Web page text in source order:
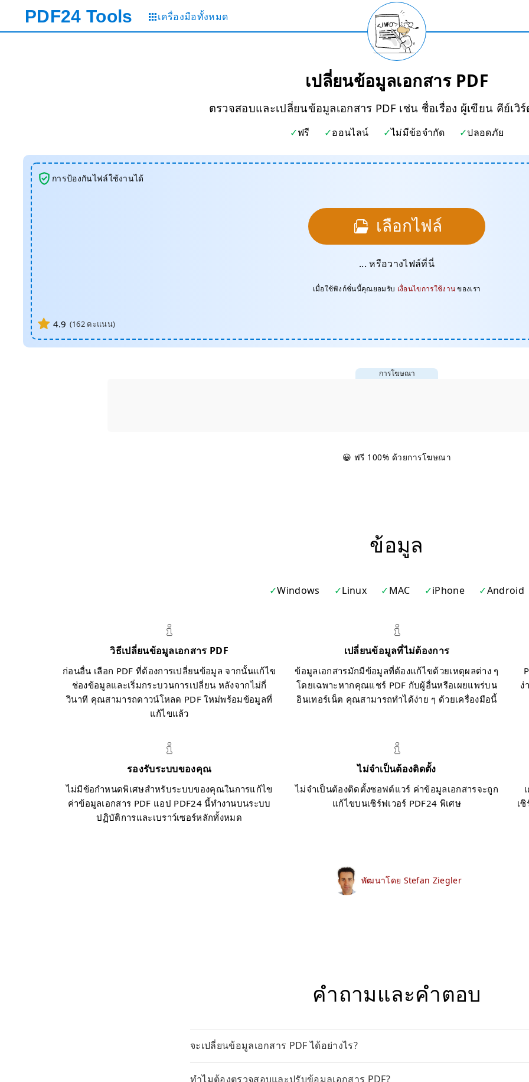
PDF24 Tools เครื่องมือทั้งหมด
เปลี่ยนข้อมูลเอกสาร PDF
ตรวจสอบและเปลี่ยนข้อมูลเอกสาร PDF เช่น ชื่อเรื่อง ผู้เขียน คีย์เวิ
ฟรี ออนไลน์ ไม่มีข้อจำกัด ปลอดภัย
เลือกไฟล์
... หรือวางไฟล์ที่นี่
เมื่อใช้ฟังก์ชั่นนี้คุณยอมรับ เงื่อนไขการใช้งานของเรา
4.9 (162 คะแนน)
การป้องกันไฟล์ใช้งานได้
การโฆษณา
😀 ฟรี 100% ด้วยการโฆษณา
ข้อมูล
Windows Linux MAC iPhone Android
วิธีเปลี่ยนข้อมูลเอกสาร PDF
ก่อนอื่น เลือก PDF ที่ต้องการเปลี่ยนข้อมูล จากนั้นแก้ไข
ช่องข้อมูลและเริ่มกระบวนการเปลี่ยน หลังจากไม่กี่
วินาที คุณสามารถดาวน์โหลด PDF ใหม่พร้อมข้อมูลที่
แก้ไขแล้ว
เปลี่ยนข้อมูลที่ไม่ต้องการ
ข้อมูลเอกสารมักมีข้อมูลที่ต้องแก้ไขด้วยเหตุผลต่าง ๆ
โดยเฉพาะหากคุณแชร์ PDF กับผู้อื่นหรือเผยแพร่บน
อินเทอร์เน็ต คุณสามารถทำได้ง่าย ๆ ด้วยเครื่องมือนี้
ง่
รองรับระบบของคุณ
ไม่มีข้อกำหนดพิเศษสำหรับระบบของคุณในการแก้ไข
ค่าข้อมูลเอกสาร PDF แอป PDF24 นี้ทำงานบนระบบ
ปฏิบัติการและเบราว์เซอร์หลักทั้งหมด
ไม่จำเป็นต้องติดตั้ง
ไม่จำเป็นต้องติดตั้งซอฟต์แวร์ ค่าข้อมูลเอกสารจะถูก
แก้ไขบนเซิร์ฟเวอร์ PDF24 พิเศษ
เ
พัฒนาโดย Stefan Ziegler
คำถามและคำตอบ
จะเปลี่ยนข้อมูลเอกสาร PDF ได้อย่างไร?
ทำไมต้องตรวจสอบและปรับข้อมูลเอกสาร PDF?